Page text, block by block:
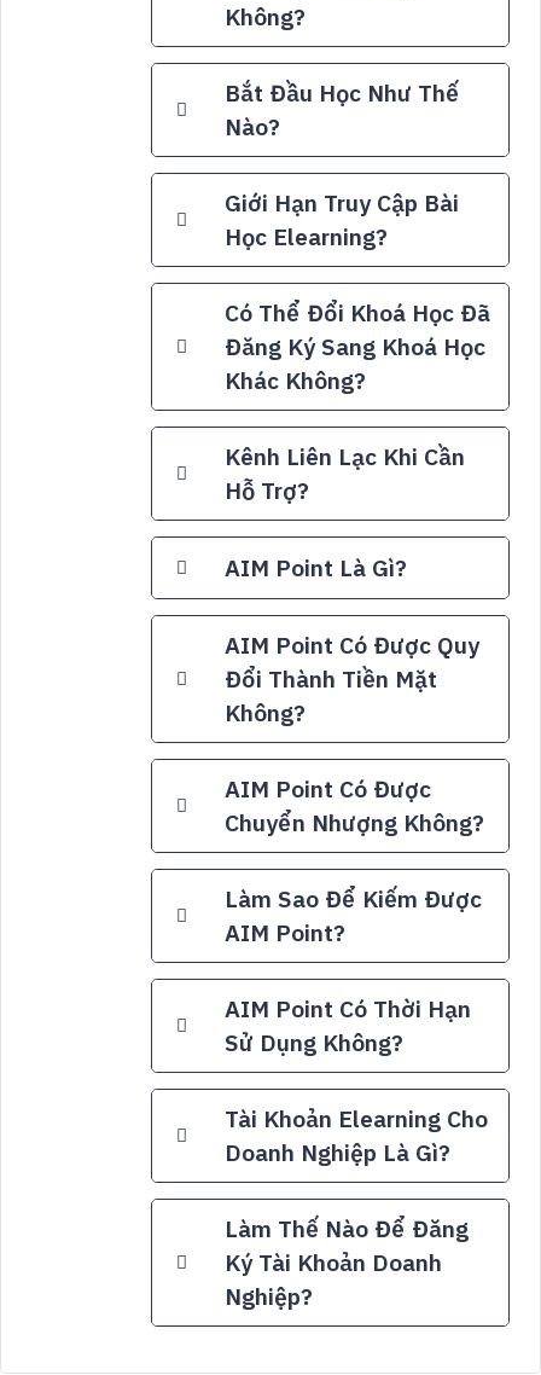
Không?
Bắt Đầu Học Như Thế
Nào?
Giới Hạn Truy Cập Bài
Học Elearning?
Có Thể Đổi Khoá Học Đã
Đăng Ký Sang Khoá Học
Khác Không?
Kênh Liên Lạc Khi Cần
Hỗ Trợ?
AIM Point Là Gì?
AIM Point Có Được Quy
Đổi Thành Tiền Mặt
Không?
AIM Point Có Được
Chuyển Nhượng Không?
Làm Sao Để Kiếm Được
AIM Point?
AIM Point Có Thời Hạn
Sử Dụng Không?
Tài Khoản Elearning Cho
Doanh Nghiệp Là Gì?
Làm Thế Nào Để Đăng
Ký Tài Khoản Doanh
Nghiệp?